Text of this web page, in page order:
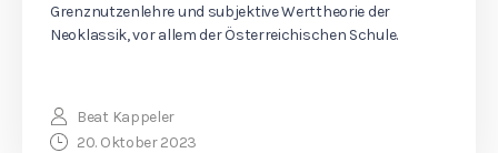
Grenznutzenlehre und subjektive Werttheorie der
Neoklassik, vor allem der Österreichischen Schule.
Beat Kappeler
20. Oktober 2023